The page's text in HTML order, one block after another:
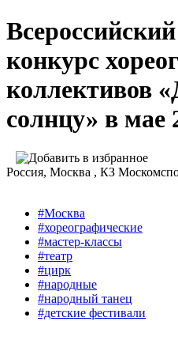
конкурс
коллективов
солнцу» в мае
Россия, Москва , КЗ
#Москва
#хореографические
#мастер-классы
#театр
#цирк
#народные
#народный танец
#детские фестивали